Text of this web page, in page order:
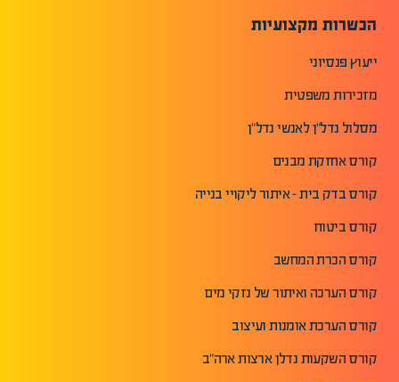
הכשרות מקצועיות
ייעוץ פנסיוני
מזכירות משפטית
מסלול נדל"ן לאנשי נדל"ן
קורס אחזקת מבנים
קורס בדק בית - איתור ליקויי בנייה
קורס ביטוח
קורס הכרת המחשב
קורס הערכה ואיתור של נזקי מים
קורס הערכת אומנות ועיצוב
קורס השקעות נדלן ארצות ארה"ב